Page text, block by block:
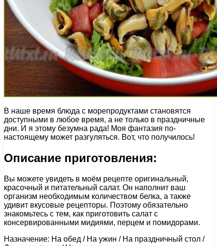
В наше время блюда с морепродуктами становятся
доступными в любое время, а не только в праздничные
дни. И я этому безумна рада! Моя фантазия по-
настоящему может разгуляться. Вот, что получилось!
Описание приготовления:
Вы можете увидеть в моём рецепте оригинальный,
красочный и питательный салат. Он наполнит ваш
организм необходимым количеством белка, а также
удивит вкусовые рецепторы. Поэтому обязательно
знакомьтесь с тем, как приготовить салат с
консервированными мидиями, перцем и помидорами.
Назначение: На обед / На ужин / На праздничный стол /